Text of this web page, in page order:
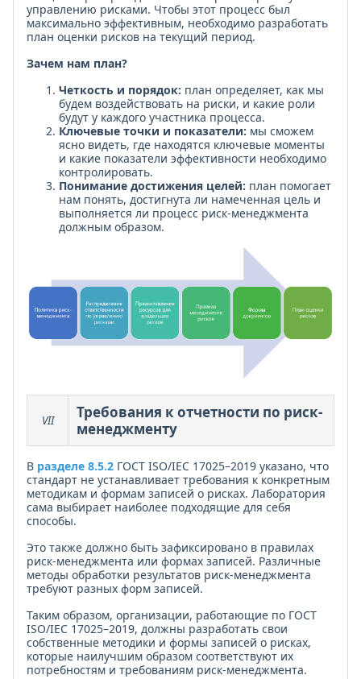
управлению рисками. Чтобы этот процесс был
максимально эффективным, необходимо разработать
план оценки рисков на текущий период.
Зачем нам план?
Четкость и порядок: план определяет, как мы
будем воздействовать на риски, и какие роли
будут у каждого участника процесса.
Ключевые точки и показатели: мы сможем
ясно видеть, где находятся ключевые моменты
и какие показатели эффективности необходимо
контролировать.
Понимание достижения целей: план помогает
нам понять, достигнута ли намеченная цель и
выполняется ли процесс риск-менеджмента
должным образом.
VII
Требования к отчетности по риск-
менеджменту
В разделе 8.5.2 ГОСТ ISO/IEC 17025–2019 указано, что
стандарт не устанавливает требования к конкретным
методикам и формам записей о рисках. Лаборатория
сама выбирает наиболее подходящие для себя
способы.
Это также должно быть зафиксировано в правилах
риск-менеджмента или формах записей. Различные
методы обработки результатов риск-менеджмента
требуют разных форм записей.
Таким образом, организации, работающие по ГОСТ
ISO/IEC 17025–2019, должны разработать свои
собственные методики и формы записей о рисках,
которые наилучшим образом соответствуют их
потребностям и требованиям риск-менеджмента.